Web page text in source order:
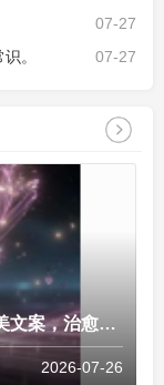
07-27
07-27
。
文案，治愈心灵，
2026-07-26